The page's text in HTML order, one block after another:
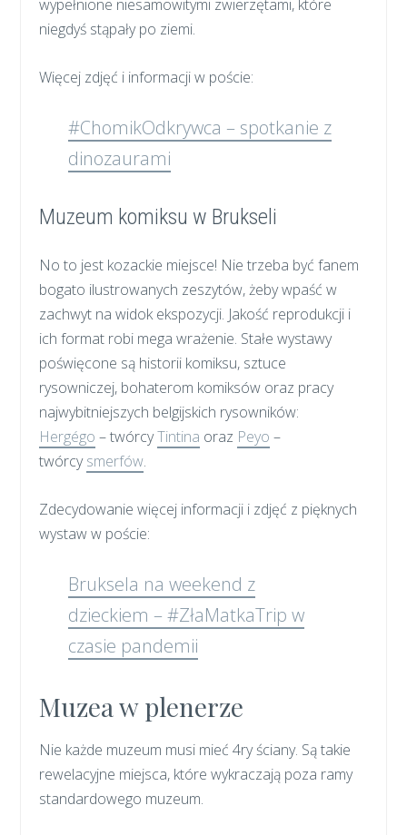
wypełnione niesamowitymi zwierzętami, które
niegdyś stąpały po ziemi.
Więcej zdjęć i informacji w poście:
#ChomikOdkrywca – spotkanie z
dinozaurami
Muzeum komiksu w Brukseli
No to jest kozackie miejsce! Nie trzeba być fanem
bogato ilustrowanych zeszytów, żeby wpaść w
zachwyt na widok ekspozycji. Jakość reprodukcji i
ich format robi mega wrażenie. Stałe wystawy
poświęcone są historii komiksu, sztuce
rysowniczej, bohaterom komiksów oraz pracy
najwybitniejszych belgijskich rysowników:
Hergégo – twórcyTintina oraz Peyo –
twórcysmerfów.
Zdecydowanie więcej informacji i zdjęć z pięknych
wystaw w poście:
Bruksela na weekend z
dzieckiem – #ZłaMatkaTrip w
czasie pandemii
Muzea w plenerze
Nie każde muzeum musi mieć 4ry ściany. Są takie
rewelacyjne miejsca, które wykraczają poza ramy
standardowego muzeum.